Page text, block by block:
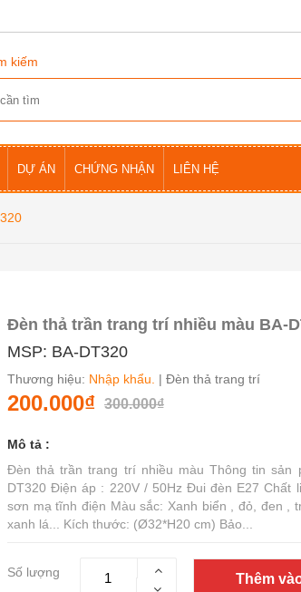
kiếm
DỰ ÁN CHỨNG NHẬN LIÊN HỆ
Đèn thả trần trang trí nhiều màu BA-
MSP: BA-DT320
Thương hiệu: Nhập khẩu. | Đèn thả trang trí
200.000₫ 300.000₫
Mô tả :
Đèn thả trần trang trí nhiều màu Thông tin sản
DT320 Điện áp : 220V / 50Hz Đui đèn E27 Chất
sơn mạ tĩnh điện Màu sắc: Xanh biển , đỏ, đen ,
xanh lá... Kích thước: (Ø32*H20 cm) Bảo...
Số lượng Thêm